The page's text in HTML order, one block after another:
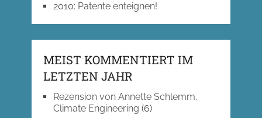
2010: Patente enteignen!
MEIST KOMMENTIERT IM
LETZTEN JAHR
Rezension von Annette Schlemm,
Climate Engineering (6)